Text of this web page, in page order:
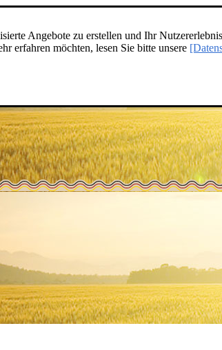
Angebote zu erstellen und Ihr
erfahren möchten, lesen Sie bitte unsere